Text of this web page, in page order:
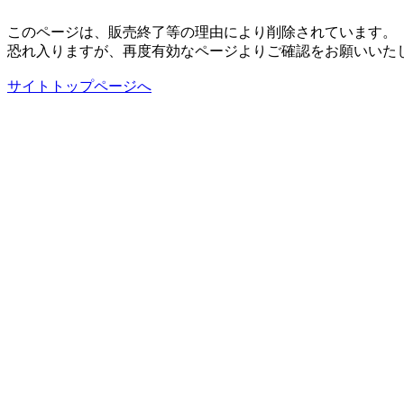
このページは、販売終了等の理由により削除されています。
恐れ入りますが、再度有効なページよりご確認をお願いいた
サイトトップページへ